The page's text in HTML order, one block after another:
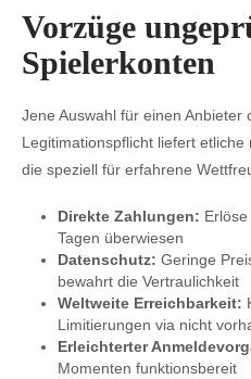
Vorzüge
Spielerkonten
Jene Auswahl für einen Anbieter
Legitimationspflicht liefert
die speziell für erfahrene
Direkte Zahlungen:
Tagen überwiesen
Datenschutz: Geringe
bewahrt die Vertraulichkeit
Weltweite Erreichbarkeit:
Limitierungen via nicht
Erleichterter
Momenten funktionsbereit